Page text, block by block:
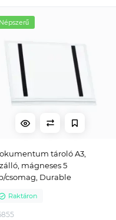
Népszerű
tároló A3,
mágneses 5
csomag, Durable
Raktáron